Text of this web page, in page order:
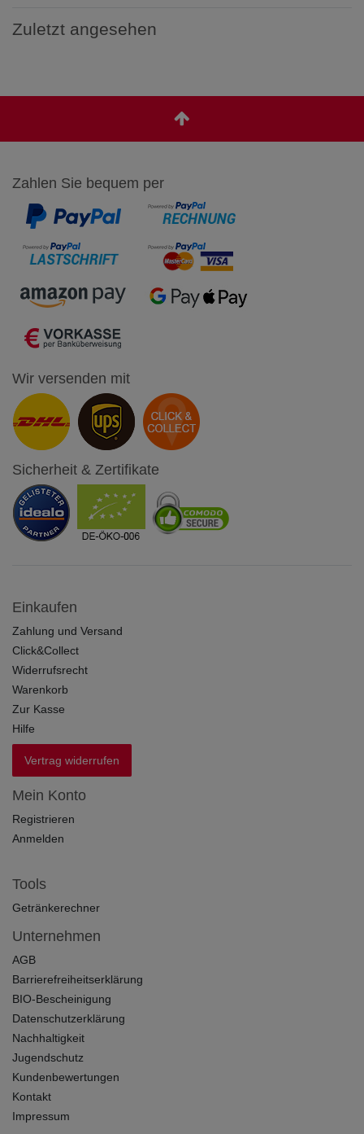
Zuletzt angesehen
Zahlen Sie bequem per
Wir versenden mit
Sicherheit & Zertifikate
Einkaufen
Zahlung und Versand
Click&Collect
Widerrufsrecht
Warenkorb
Zur Kasse
Hilfe
Vertrag widerrufen
Mein Konto
Registrieren
Anmelden
Tools
Getränkerechner
Unternehmen
AGB
Barrierefreiheitserklärung
BIO-Bescheinigung
Datenschutzerklärung
Nachhaltigkeit
Jugendschutz
Kundenbewertungen
Kontakt
Impressum